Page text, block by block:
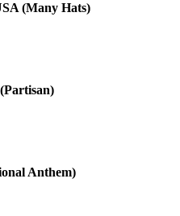
(Many Hats)
Anthem)